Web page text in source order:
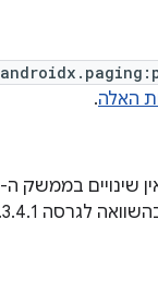
האלה.
לגרסה 3.4.1.